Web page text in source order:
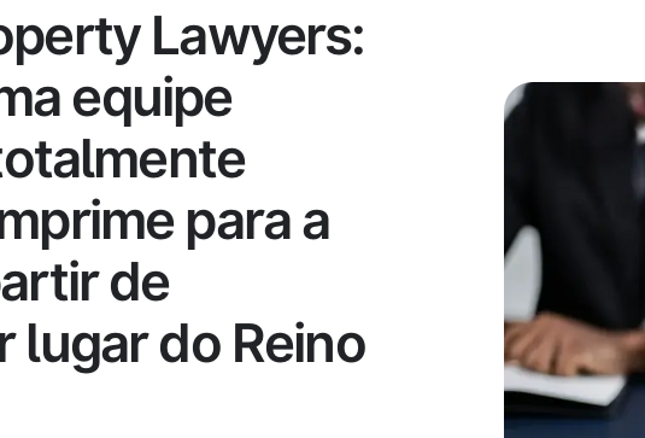
Lawyers:
equipe
para a
de
lugar do Reino